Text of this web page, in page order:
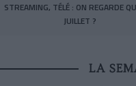
STREAMING, TÉLÉ : ON REGARDE
JUILLET ?
LA